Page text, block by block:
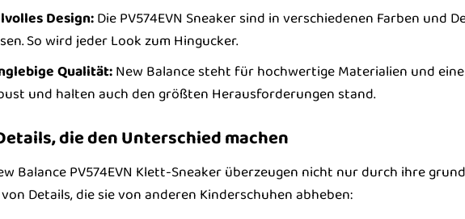
Design:Die PV574EVN Sneaker sind in verschiedenen Farben und
So wird jeder Look zum Hingucker.
Qualität:New Balance steht für hochwertige Materialien und
und halten auch den größten Herausforderungen stand.
die den Unterschied machen
Balance PV574EVN Klett-Sneaker überzeugen nicht nur durch ihre
Details, die sie von anderen Kinderschuhen abheben: